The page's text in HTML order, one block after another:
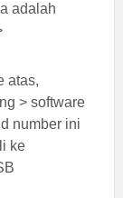
adalah
atas,
> software
number ini
ke